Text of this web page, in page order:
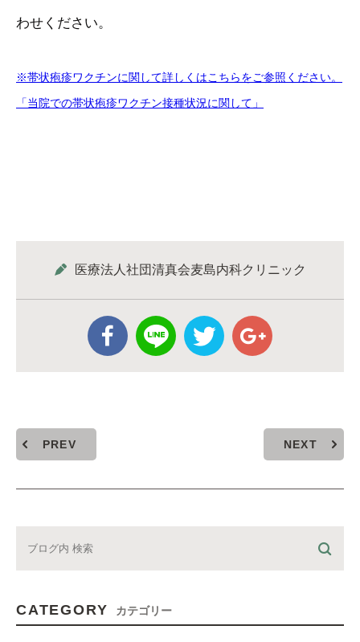
わせください。
※帯状疱疹ワクチンに関して詳しくはこちらをご参照ください。
「当院での帯状疱疹ワクチン接種状況に関して」
医療法人社団清真会麦島内科クリニック
PREV NEXT
CATEGORY カテゴリー